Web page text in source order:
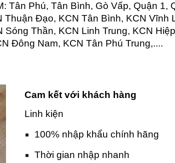
Tân Phú, Tân Bình, Gò Vấp, Quận 1,
Đạo, KCN Tân Bình, KCN Vĩnh
Thần, KCN Linh Trung, KCN
Đông Nam, KCN Tân Phú Trung,....
Cam kết với khách hàng
Linh kiện
100% nhập khẩu chính hãng
Thời gian nhập nhanh